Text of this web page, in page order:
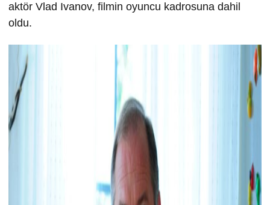
aktör Vlad Ivanov, filmin oyuncu kadrosuna dahil
oldu.